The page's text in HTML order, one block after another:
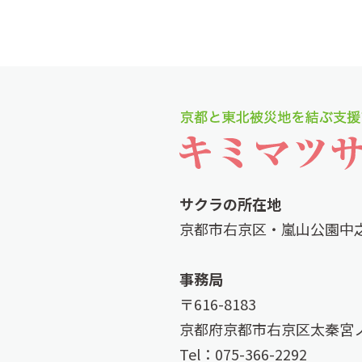
サクラの所在地
京都市右京区・嵐山公園中
事務局
〒616-8183
京都府京都市右京区太秦宮
Tel：075-366-2292